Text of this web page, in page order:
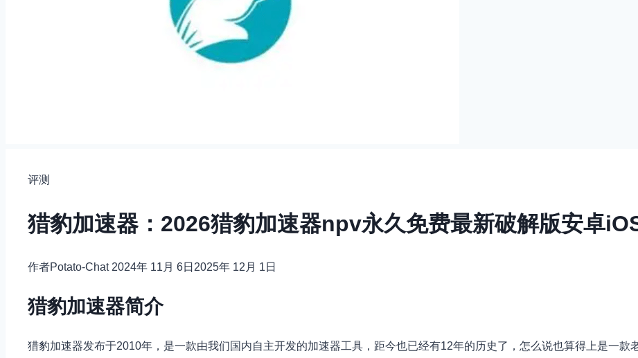
评测
猎豹加速器：2026猎豹加速器npv永久免费最新破解版安卓
作者Potato-Chat 2024年 11月 6日 2025年 12月 1日
猎豹加速器简介
猎豹加速器发布于2010年，是一款由我们国内自主开发的加速器工具，距今也已经有12年的历史了，怎么说也算得上是一款